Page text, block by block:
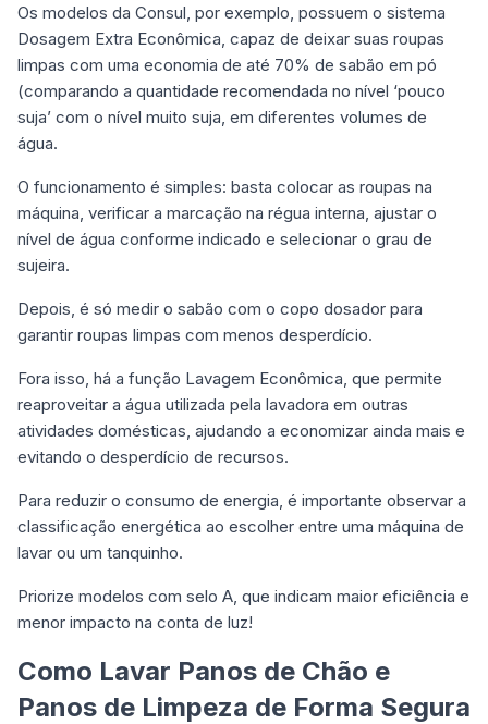
Os modelos da Consul, por exemplo, possuem o sistema
Dosagem Extra Econômica, capaz de deixar suas roupas
limpas com uma economia de até 70% de sabão em pó
(comparando a quantidade recomendada no nível ‘pouco
suja’ com o nível muito suja, em diferentes volumes de
água.
O funcionamento é simples: basta colocar as roupas na
máquina, verificar a marcação na régua interna, ajustar o
nível de água conforme indicado e selecionar o grau de
sujeira.
Depois, é só medir o sabão com o copo dosador para
garantir roupas limpas com menos desperdício.
Fora isso, há a função Lavagem Econômica, que permite
reaproveitar a água utilizada pela lavadora em outras
atividades domésticas, ajudando a economizar ainda mais e
evitando o desperdício de recursos.
Para reduzir o consumo de energia, é importante observar a
classificação energética ao escolher entre uma máquina de
lavar ou um tanquinho.
Priorize modelos com selo A, que indicam maior eficiência e
menor impacto na conta de luz!
Como Lavar Panos de Chão e
Panos de Limpeza de Forma Segura